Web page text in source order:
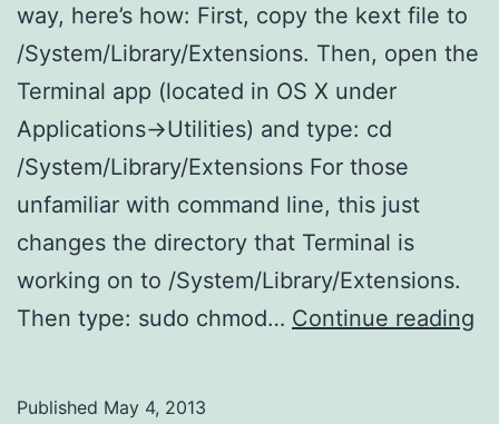
way, here’s how: First, copy the kext file to
/System/Library/Extensions. Then, open the
Terminal app (located in OS X under
Applications->Utilities) and type: cd
/System/Library/Extensions For those
unfamiliar with command line, this just
changes the directory that Terminal is
working on to /System/Library/Extensions.
Then type: sudo chmod… Continue reading
Published May 4, 2013